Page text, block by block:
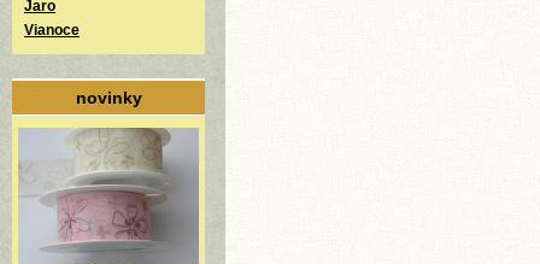
Jaro
Vianoce
novinky